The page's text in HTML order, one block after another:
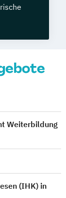
Weiterbildung
(IHK) in